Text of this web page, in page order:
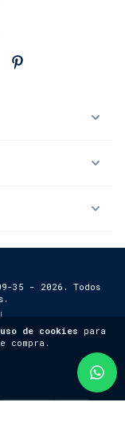
de cookies para
compra.
35 - 2026. Todos